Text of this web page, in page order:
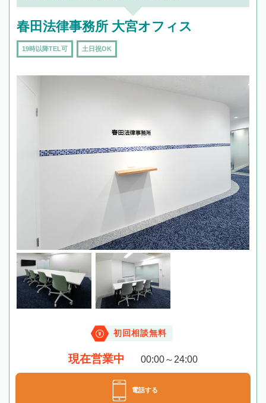
春田法律事務所 大宮オフィス
19時以降TEL可 土日祝OK
初回相談無料
現在営業中 00:00～24:00
電話する